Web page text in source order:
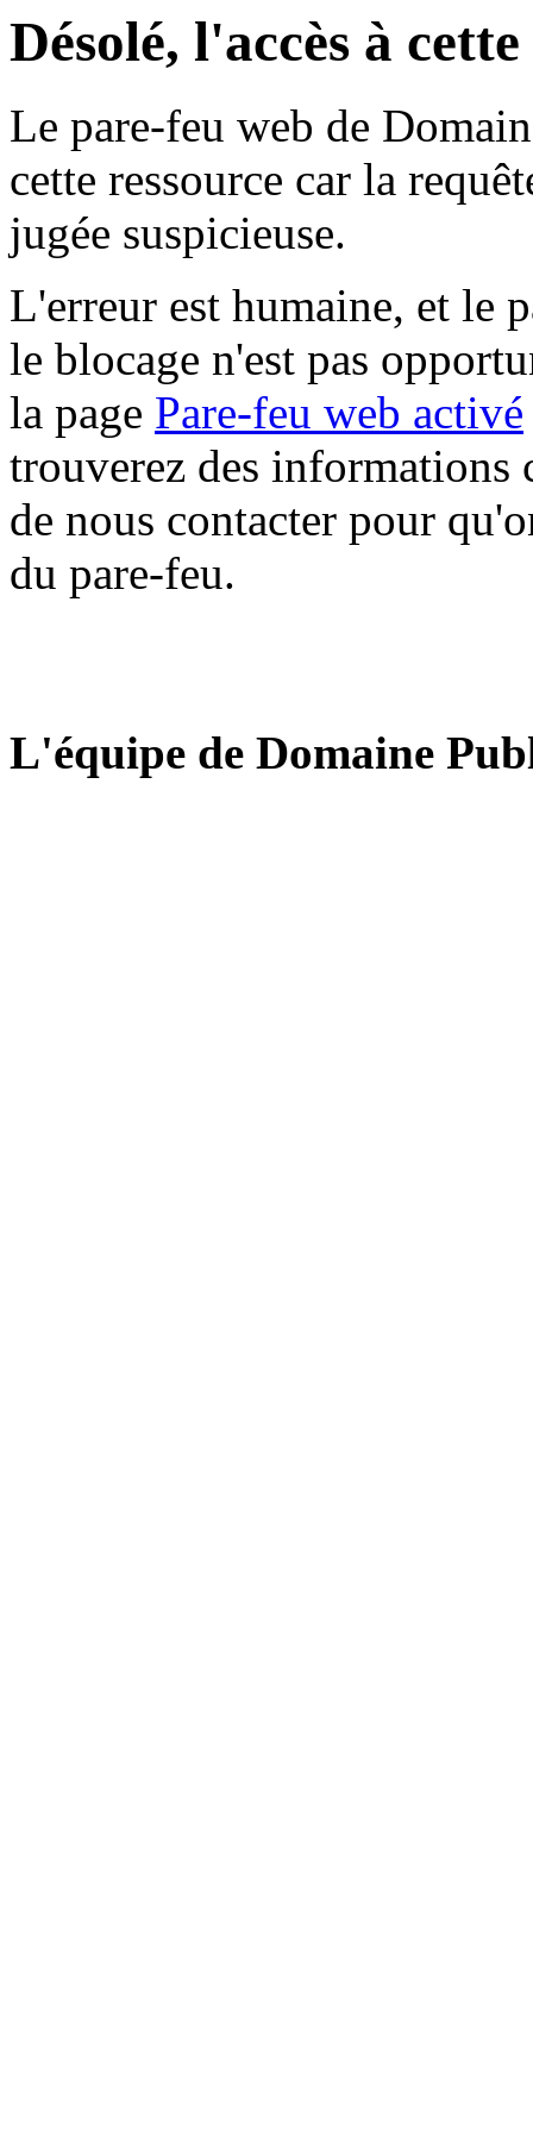
Désolé, l'accès à
Le pare-feu web de
cette ressource car la
jugée suspicieuse.
L'erreur est humaine, et le
le blocage n'est pas
la page Pare-feu web activé
trouverez des informations
de nous contacter pour
du pare-feu.
L'équipe de Domaine